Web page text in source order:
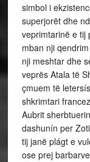
simbol i
superjorët dhe
veprimtarinë e tij
mban nji
nji meshtar dhe
veprës Atala të
çmuem të
shkrimtari
Aubrit
dashunín per
tij janë plágt e
ose prej